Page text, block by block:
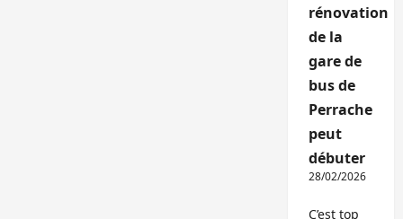
rénovation
de la
gare de
bus de
Perrache
peut
débuter
28/02/2026
C’est top